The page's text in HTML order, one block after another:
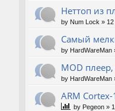
Неттоп из
by Num Lock »
Самый
by HardWareMan
MOD
by HardWareMan
ARM
by Pegeon »